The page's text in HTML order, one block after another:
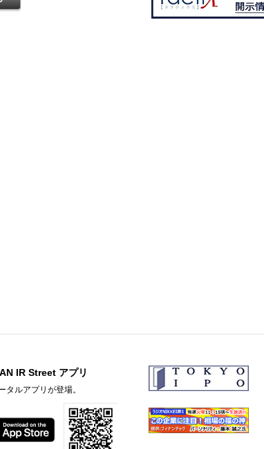
お知らせ
）
IR Street アプリ
タルアプリが登場。